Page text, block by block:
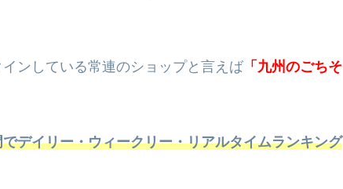
ンしている常連のショップと言えば「九州のごちそ
デイリー・ウィークリー・リアルタイムランキング